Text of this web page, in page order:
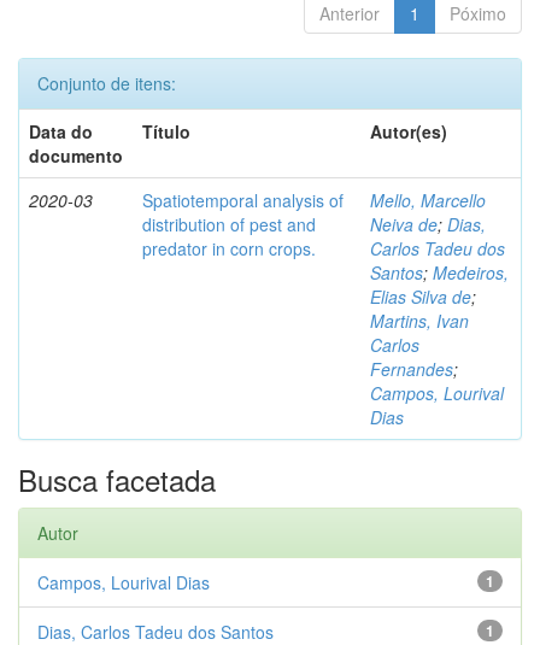
Anterior 1 Póximo
Conjunto de itens:
Data do
documento
Título Autor(es)
2020-03
Spatiotemporal analysis of
distribution of pest and
predator in corn crops.
Mello, Marcello
Neiva de; Dias,
Carlos Tadeu dos
Santos; Medeiros,
Elias Silva de;
Martins, Ivan
Carlos
Fernandes;
Campos, Lourival
Dias
Busca facetada
Autor
1
Campos, Lourival Dias
1
Dias, Carlos Tadeu dos Santos